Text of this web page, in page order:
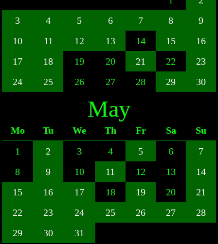
3
4 5 6 7 8
9
10
11 12 13 14 15
16
17
18 19 20 21 22
23
24
25 26 27 28 29 30
May
Mo Tu We Th Fr Sa
Su
1
2 3 4 5 6
7
8
9 10 11 12 13
14
15
16 17 18 19 20
21
22
23 24 25 26 27
28
29
30 31